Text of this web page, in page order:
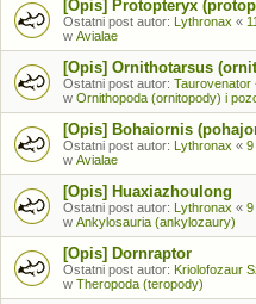
[Opis] Protopteryx
Ostatni post autor: Lythronax «
w Avialae
[Opis] Ornithotarsus
Ostatni post autor: Taurovenator
w Ornithopoda (ornitopody) i
[Opis] Bohaiornis
Ostatni post autor: Lythronax « 9
w Avialae
[Opis] Huaxiazhoulong
Ostatni post autor: Lythronax « 9
w Ankylosauria (ankylozaury)
[Opis] Dornraptor
Ostatni post autor: Kriolofozaur
w Theropoda (teropody)